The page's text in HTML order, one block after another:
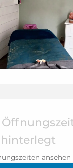
hinterlegt
ansehen